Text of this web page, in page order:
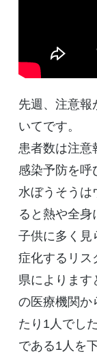
先週、注意報
いてです。
患者数は注意
感染予防を呼
水ぼうそうは
ると熱や全身
子供に多く見
症化するリス
県によります
の医療機関か
たり1人でし
である1人を